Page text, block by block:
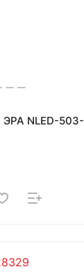
ЭРА NLED-503-